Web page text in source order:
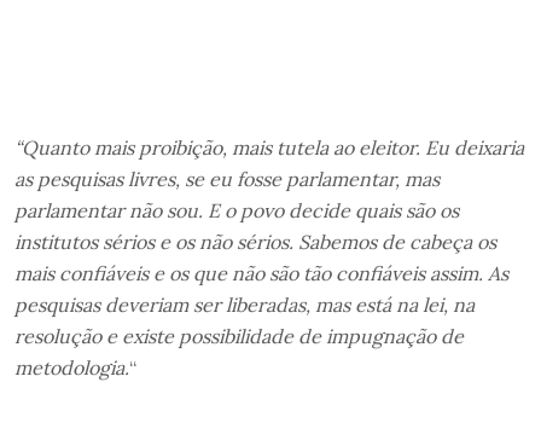
“Quanto mais proibição, mais tutela ao eleitor. Eu deixaria
as pesquisas livres, se eu fosse parlamentar, mas
parlamentar não sou. E o povo decide quais são os
institutos sérios e os não sérios. Sabemos de cabeça os
mais confiáveis e os que não são tão confiáveis assim. As
pesquisas deveriam ser liberadas, mas está na lei, na
resolução e existe possibilidade de impugnação de
metodologia.“